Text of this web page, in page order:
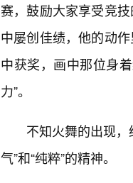
赛，鼓励大家享受竞
中屡创佳绩，他的动
中获奖，画中那位身
力”。
不知火舞的出现
气”和“纯粹”的精神。